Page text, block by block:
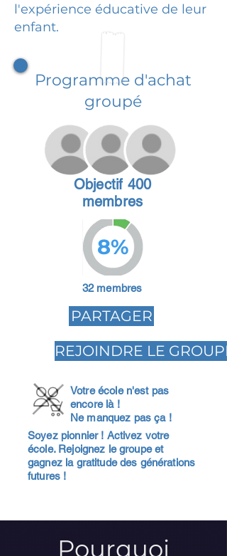
l'expérience éducative de leur
enfant.
Programme d'achat
groupé
Objectif 400
membres
8%
32 membres
PARTAGER
REJOINDRE LE GROUPE
Votre école n'est pas
encore là !
Ne manquez pas ça !
Soyez pionnier ! Activez votre
école. Rejoignez le groupe et
gagnez la gratitude des générations
futures !
Pourquoi